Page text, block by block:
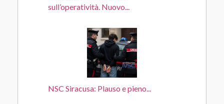
sull’operatività. Nuovo...
NSC Siracusa: Plauso e pieno...